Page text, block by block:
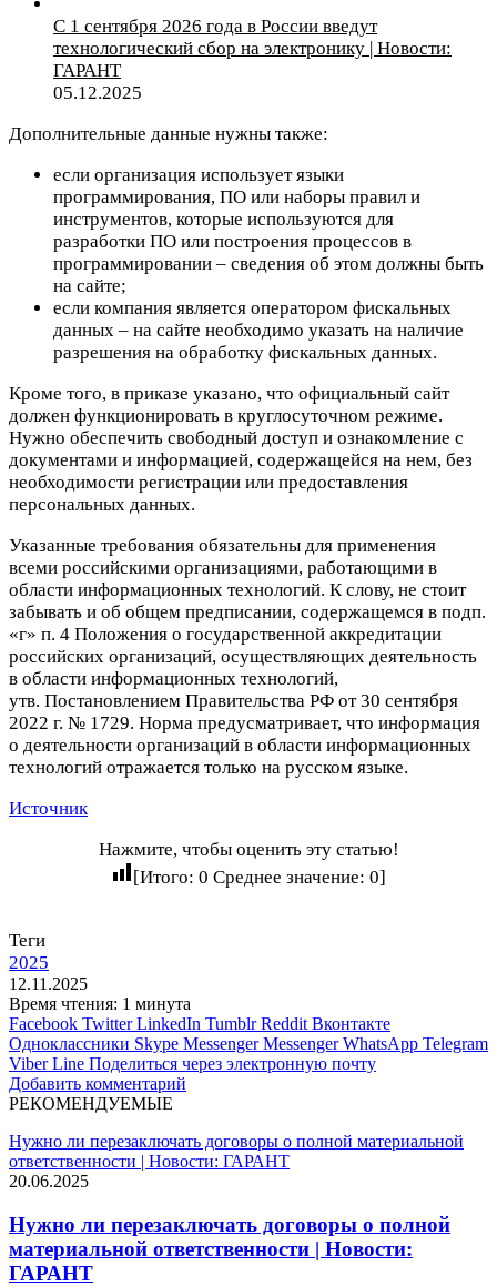
С 1 сентября 2026 года в России введут
технологический сбор на электронику | Новости:
ГАРАНТ
05.12.2025
Дополнительные данные нужны также:
если организация использует языки
программирования, ПО или наборы правил и
инструментов, которые используются для
разработки ПО или построения процессов в
программировании – сведения об этом должны быть
на сайте;
если компания является оператором фискальных
данных – на сайте необходимо указать на наличие
разрешения на обработку фискальных данных.
Кроме того, в приказе указано, что официальный сайт
должен функционировать в круглосуточном режиме.
Нужно обеспечить свободный доступ и ознакомление с
документами и информацией, содержащейся на нем, без
необходимости регистрации или предоставления
персональных данных.
Указанные требования обязательны для применения
всеми российскими организациями, работающими в
области информационных технологий. К слову, не стоит
забывать и об общем предписании, содержащемся в подп.
«г» п. 4 Положения о государственной аккредитации
российских организаций, осуществляющих деятельность
в области информационных технологий,
утв. Постановлением Правительства РФ от 30 сентября
2022 г. № 1729. Норма предусматривает, что информация
о деятельности организаций в области информационных
технологий отражается только на русском языке.
Источник
Нажмите, чтобы оценить эту статью!
[Итого: 0 Среднее значение: 0]
Теги
2025
12.11.2025
Время чтения: 1 минута
Facebook Twitter LinkedIn Tumblr Reddit Вконтакте
Одноклассники Skype Messenger Messenger WhatsApp Telegram
Viber Line Поделиться через электронную почту
Добавить комментарий
РЕКОМЕНДУЕМЫЕ
Нужно ли перезаключать договоры о полной материальной
ответственности | Новости: ГАРАНТ
20.06.2025
Нужно ли перезаключать договоры о полной
материальной ответственности | Новости:
ГАРАНТ